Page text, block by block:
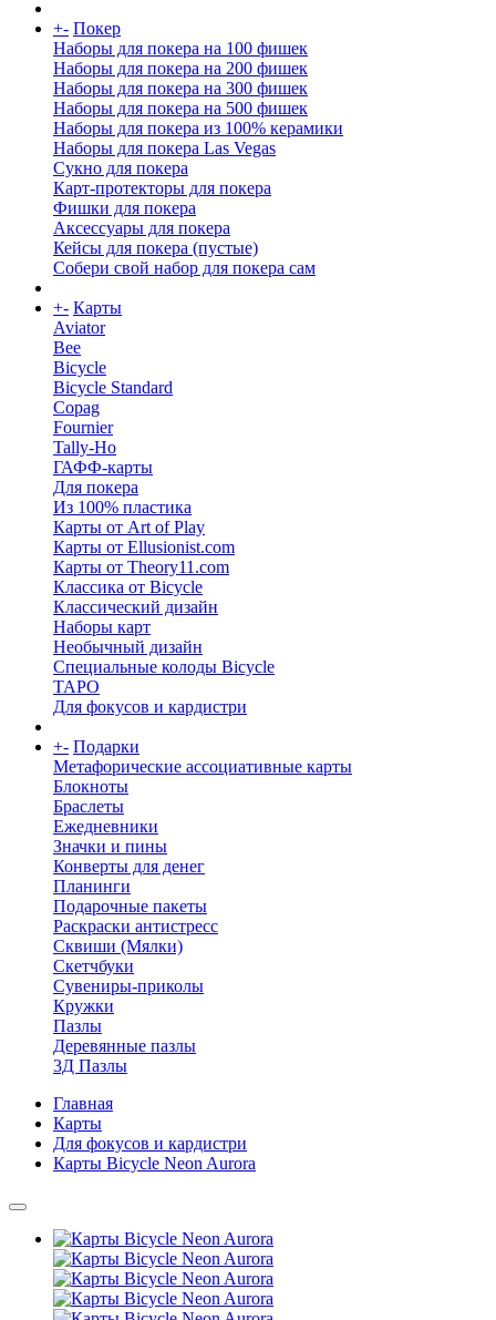
+- Покер
Наборы для покера на 100 фишек
Наборы для покера на 200 фишек
Наборы для покера на 300 фишек
Наборы для покера на 500 фишек
Наборы для покера из 100% керамики
Наборы для покера Las Vegas
Сукно для покера
Карт-протекторы для покера
Фишки для покера
Аксессуары для покера
Кейсы для покера (пустые)
Собери свой набор для покера сам
+- Карты
Aviator
Bee
Bicycle
Bicycle Standard
Copag
Fournier
Tally-Ho
ГАФФ-карты
Для покера
Из 100% пластика
Карты от Art of Play
Карты от Ellusionist.com
Карты от Theory11.com
Классика от Bicycle
Классический дизайн
Наборы карт
Необычный дизайн
Специальные колоды Bicycle
ТАРО
Для фокусов и кардистри
+- Подарки
Метафорические ассоциативные карты
Блокноты
Браслеты
Ежедневники
Значки и пины
Конверты для денег
Планинги
Подарочные пакеты
Раскраски антистресс
Сквиши (Мялки)
Скетчбуки
Сувениры-приколы
Кружки
Пазлы
Деревянные пазлы
3Д Пазлы
Главная
Карты
Для фокусов и кардистри
Карты Bicycle Neon Aurora